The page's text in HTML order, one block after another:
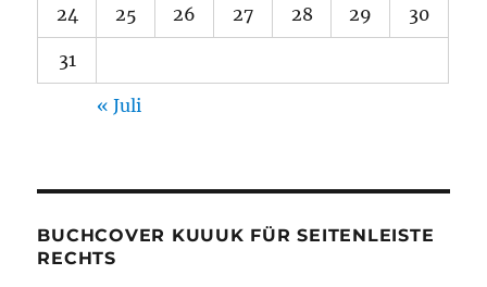
24 25 26 27 28 29 30
31
« Juli
BUCHCOVER KUUUK FÜR SEITENLEISTE
RECHTS